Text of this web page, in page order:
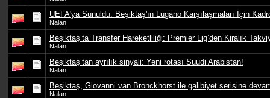
UEFA'ya Sunuldu: Beşiktaş'ın Lugano Karşılaşmaları İçin
Nalan
Beşiktaş’ta Transfer Hareketliliği: Premier Lig’den Kiralık
Nalan
Beşiktaş’tan ayrılık sinyali: Yeni rotası Suudi Arabistan!
Nalan
Beşiktaş, Giovanni van Bronckhorst ile galibiyet serisine
Nalan